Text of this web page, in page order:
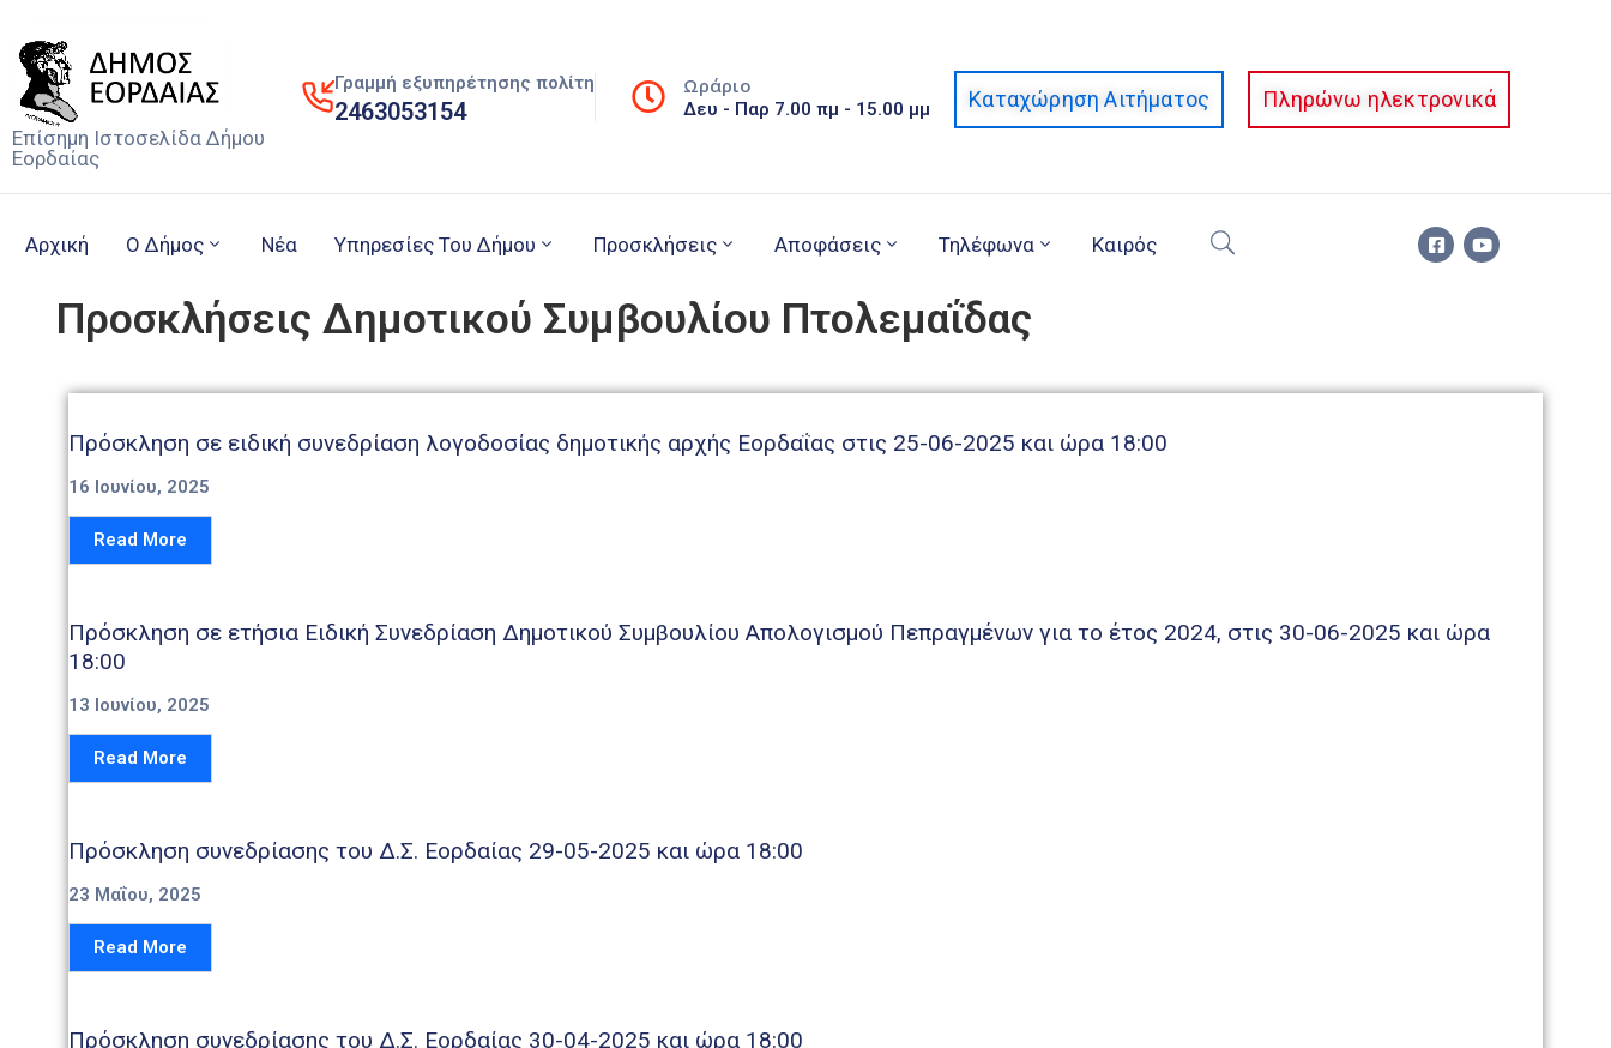
Επίσημη Ιστοσελίδα Δήμου
Εορδαίας
Γραμμή εξυπηρέτησης πολίτη
2463053154
Ωράριο
Δευ - Παρ 7.00 πμ - 15.00 μμ Καταχώρηση Αιτήματος Πληρώνω ηλεκτρονικά
Αρχική Ο Δήμος Νέα Υπηρεσίες Του Δήμου Προσκλήσεις Αποφάσεις Τηλέφωνα Καιρός
Προσκλήσεις Δημοτικού Συμβουλίου Πτολεμαΐδας
Πρόσκληση σε ειδική συνεδρίαση λογοδοσίας δημοτικής αρχής Εορδαΐας στις 25-06-2025 και ώρα 18:00
16 Ιουνίου, 2025
Read More
Πρόσκληση σε ετήσια Ειδική Συνεδρίαση Δημοτικού Συμβουλίου Απολογισμού Πεπραγμένων για το έτος 2024, στις 30-06-2025 και ώρα
18:00
13 Ιουνίου, 2025
Read More
Πρόσκληση συνεδρίασης του Δ.Σ. Εορδαίας 29-05-2025 και ώρα 18:00
23 Μαΐου, 2025
Read More
Πρόσκληση συνεδρίασης του Δ.Σ. Εορδαίας 30-04-2025 και ώρα 18:00